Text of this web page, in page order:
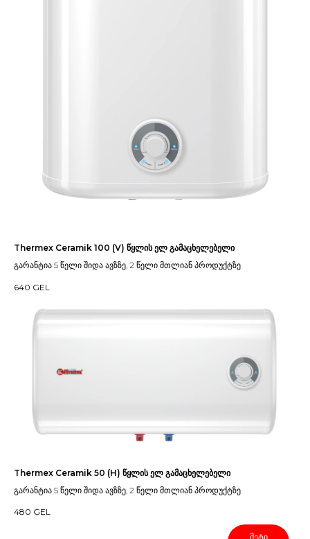
Thermex Ceramik 100 (V) წყლის ელ გამაცხელებელი
გარანტია 5 წელი შიდა ავზზე, 2 წელი მთლიან პროდუქტზე
640 GEL
Thermex Ceramik 50 (H) წყლის ელ გამაცხელებელი
გარანტია 5 წელი შიდა ავზზე, 2 წელი მთლიან პროდუქტზე
480 GEL